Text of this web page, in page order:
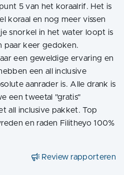
5 van het koraalrif. Het is
koraal en nog meer vissen
snorkel in het water loopt is
paar keer gedoken.
een geweldige ervaring en
een all inclusive
aanrader is. Alle drank is
een tweetal "gratis"
all inclusive pakket. Top
en raden Filitheyo 100%
Review rapporteren